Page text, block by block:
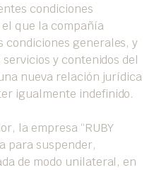
condiciones
que la compañía
condiciones generales, y
y contenidos del
nueva relación jurídica
igualmente indefinido.
la empresa “RUBY
para suspender,
de modo unilateral, en